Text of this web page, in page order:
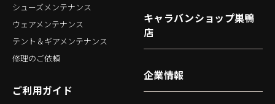
シューズメンテナンス
ウェアメンテナンス
テント＆ギアメンテナンス
修理のご依頼
ご利用ガイド
キャラバンショップ巣鴨
店
企業情報